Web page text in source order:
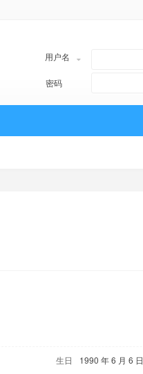
用户名
密码
生日
1990 年 6 月 6 日